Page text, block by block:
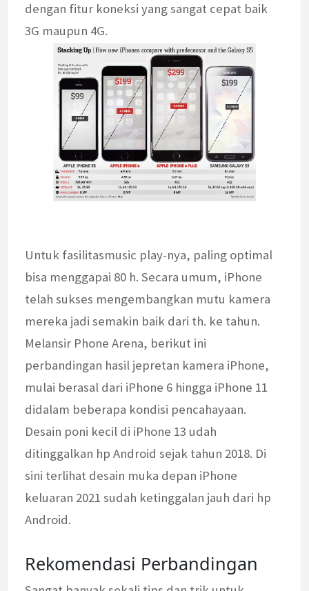
dengan fitur koneksi yang sangat cepat baik
3G maupun 4G.
Untuk fasilitasmusic play-nya, paling optimal
bisa menggapai 80 h. Secara umum, iPhone
telah sukses mengembangkan mutu kamera
mereka jadi semakin baik dari th. ke tahun.
Melansir Phone Arena, berikut ini
perbandingan hasil jepretan kamera iPhone,
mulai berasal dari iPhone 6 hingga iPhone 11
didalam beberapa kondisi pencahayaan.
Desain poni kecil di iPhone 13 udah
ditinggalkan hp Android sejak tahun 2018. Di
sini terlihat desain muka depan iPhone
keluaran 2021 sudah ketinggalan jauh dari hp
Android.
Rekomendasi Perbandingan